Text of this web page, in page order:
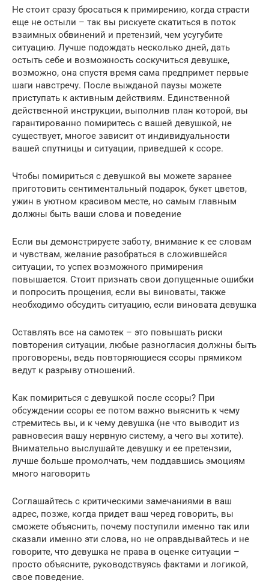
Не стоит сразу бросаться к примирению, когда страсти
еще не остыли – так вы рискуете скатиться в поток
взаимных обвинений и претензий, чем усугубите
ситуацию. Лучше подождать несколько дней, дать
остыть себе и возможность соскучиться девушке,
возможно, она спустя время сама предпримет первые
шаги навстречу. После выжданой паузы можете
приступать к активным действиям. Единственной
действенной инструкции, выполнив план которой, вы
гарантированно помиритесь с вашей девушкой, не
существует, многое зависит от индивидуальности
вашей спутницы и ситуации, приведшей к ссоре.
Чтобы помириться с девушкой вы можете заранее
приготовить сентиментальный подарок, букет цветов,
ужин в уютном красивом месте, но самым главным
должны быть ваши слова и поведение
Если вы демонстрируете заботу, внимание к ее словам
и чувствам, желание разобраться в сложившейся
ситуации, то успех возможного примирения
повышается. Стоит признать свои допущенные ошибки
и попросить прощения, если вы виноваты, также
необходимо обсудить ситуацию, если виновата девушка
Оставлять все на самотек – это повышать риски
повторения ситуации, любые разногласия должны быть
проговорены, ведь повторяющиеся ссоры прямиком
ведут к разрыву отношений.
Как помириться с девушкой после ссоры? При
обсуждении ссоры ее потом важно выяснить к чему
стремитесь вы, и к чему девушка (не что выводит из
равновесия вашу нервную систему, а чего вы хотите).
Внимательно выслушайте девушку и ее претензии,
лучше больше промолчать, чем поддавшись эмоциям
много наговорить
Соглашайтесь с критическими замечаниями в ваш
адрес, позже, когда придет ваш черед говорить, вы
сможете объяснить, почему поступили именно так или
сказали именно эти слова, но не оправдывайтесь и не
говорите, что девушка не права в оценке ситуации –
просто объясните, руководствуясь фактами и логикой,
свое поведение.